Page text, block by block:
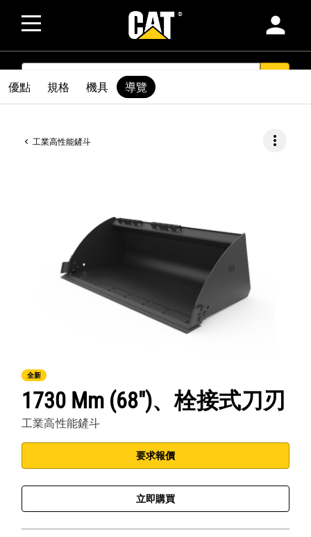
person
SEARCH
工業高性能鏟斗 more_vert
全新
1730 Mm (68")、栓接式刀刃
工業高性能鏟斗
要求報價
立即購買
優點 規格 機具 導覽